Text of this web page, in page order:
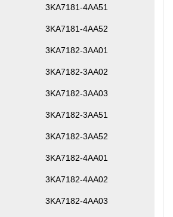
3KA7181-4AA51
3KA7181-4AA52
3KA7182-3AA01
3KA7182-3AA02
3KA7182-3AA03
3KA7182-3AA51
3KA7182-3AA52
3KA7182-4AA01
3KA7182-4AA02
3KA7182-4AA03